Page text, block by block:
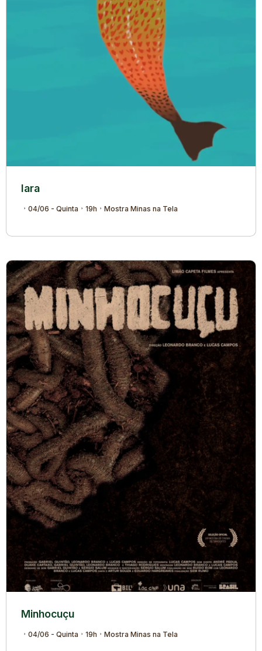
Iara
04/06 - Quinta 19h Mostra Minas na Tela
Minhocuçu
04/06 - Quinta 19h Mostra Minas na Tela